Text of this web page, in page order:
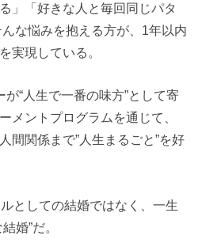
」「好きな人と毎回同じパタ
な悩みを抱える方が、1年以内
実現している。
“人生で一番の味方”として寄
メントプログラムを通じて、
間関係まで”人生まるごと”を好
としての結婚ではなく、一生
婚”だ。